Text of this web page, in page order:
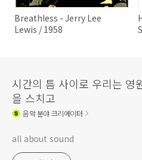
Breathless - Jerry Lee
Lewis / 1958
시간의 틈 사이로 우리는 영
을 스치고
음악분야 크리에이터
all about sound